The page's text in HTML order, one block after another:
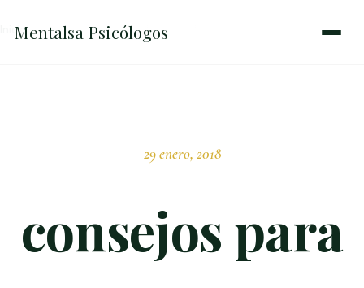
Inicio → consejos para relaciones de pareja
Mentalsa Psicólogos
29 enero, 2018
consejos para